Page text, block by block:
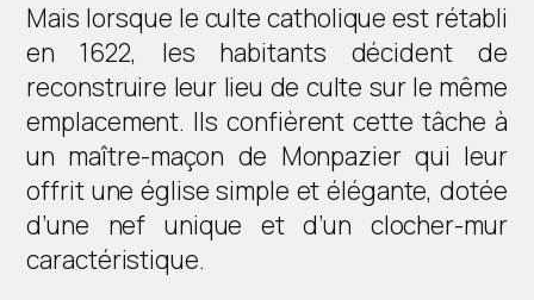
Mais lorsque le culte catholique est rétabli
en 1622, les habitants décident de
reconstruire leur lieu de culte sur le même
emplacement. Ils confièrent cette tâche à
un maître-maçon de Monpazier qui leur
offrit une église simple et élégante, dotée
d’une nef unique et d’un clocher-mur
caractéristique.